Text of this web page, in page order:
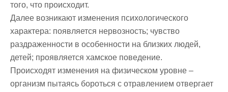
того, что происходит.
Далее возникают изменения психологического
характера: появляется нервозность; чувство
раздраженности в особенности на близких людей,
детей; проявляется хамское поведение.
Происходят изменения на физическом уровне –
организм пытаясь бороться с отравлением отвергает